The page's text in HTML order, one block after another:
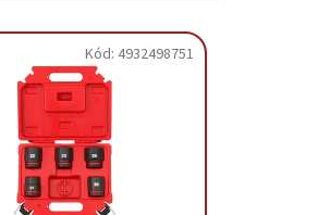
Kód: 4932498751